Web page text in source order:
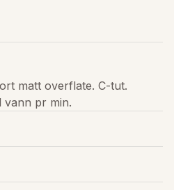
matt overflate. C-tut.
vann pr min.